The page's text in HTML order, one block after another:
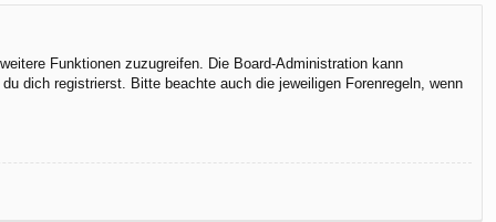
Funktionen zuzugreifen. Die Board-Administration kann
dich registrierst. Bitte beachte auch die jeweiligen Forenregeln, wenn